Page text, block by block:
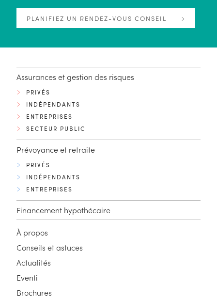
PLANIFIEZ UN RENDEZ-VOUS CONSEIL
Assurances et gestion des risques
PRIVÉS
INDÉPENDANTS
ENTREPRISES
SECTEUR PUBLIC
Prévoyance et retraite
PRIVÉS
INDÉPENDANTS
ENTREPRISES
Financement hypothécaire
À propos
Conseils et astuces
Actualités
Eventi
Brochures